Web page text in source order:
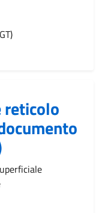
reticolo